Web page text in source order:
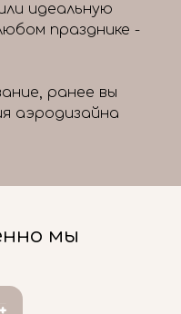
идеальную
празднике -
ранее вы
аэродизайна
мы